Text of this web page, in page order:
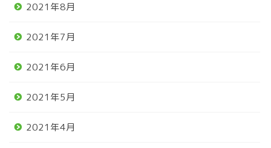
2021年8月
2021年7月
2021年6月
2021年5月
2021年4月